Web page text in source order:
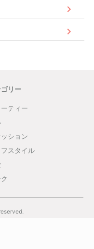
リー
ティー
ション
スタイル